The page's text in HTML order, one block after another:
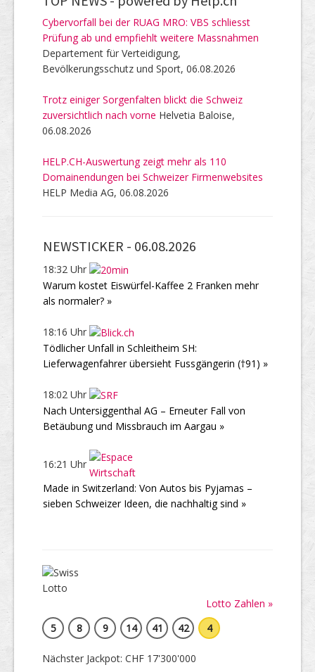
Cybervorfall bei der RUAG MRO: VBS schliesst
Prüfung ab und empfiehlt weitere Massnahmen
Departement für Verteidigung,
Bevölkerungsschutz und Sport, 06.08.2026
Trotz einiger Sorgenfalten blickt die Schweiz
zuversichtlich nach vorne Helvetia Baloise,
06.08.2026
HELP.CH-Auswertung zeigt mehr als 110
Domainendungen bei Schweizer Firmenwebsites
HELP Media AG, 06.08.2026
NEWSTICKER - 06.08.2026
18:32 Uhr
Warum kostet Eiswürfel-Kaffee 2 Franken mehr
als normaler? »
18:16 Uhr
Tödlicher Unfall in Schleitheim SH:
Lieferwagenfahrer übersieht Fussgängerin (†91) »
18:02 Uhr
Nach Untersiggenthal AG – Erneuter Fall von
Betäubung und Missbrauch im Aargau »
16:21 Uhr
Made in Switzerland: Von Autos bis Pyjamas –
sieben Schweizer Ideen, die nachhaltig sind »
Lotto Zahlen »
5
8 9 14 41 42 4
Nächster Jackpot: CHF 17'300'000